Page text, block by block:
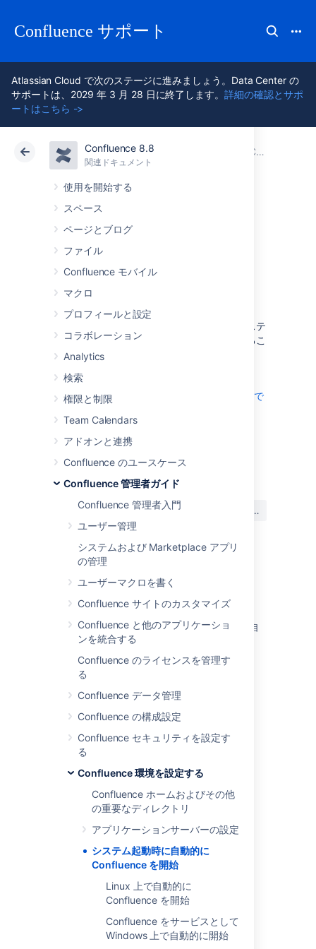
Confluence サポート
Atlassian Cloud で次のステージに進みましょう。Data Center の
サポートは、2029 年 3 月 28 日に終了します。詳細の確認とサポ
ートはこちら ->
Confluence 8.8
関連ドキュメント
使用を開始する
スペース
ページとブログ
ファイル
Confluence モバイル
マクロ
プロフィールと設定
コラボレーション
Analytics
検索
権限と制限
Team Calendars
アドオンと連携
Confluence のユースケース
Confluence 管理者ガイド
Confluence 管理者入門
ユーザー管理
システムおよび Marketplace アプリ
の管理
ユーザーマクロを書く
Confluence サイトのカスタマイズ
Confluence と他のアプリケーショ
ンを統合する
Confluence のライセンスを管理す
る
Confluence データ管理
Confluence の構成設定
Confluence セキュリティを設定す
る
Confluence 環境を設定する
Confluence ホームおよびその他
の重要なディレクトリ
アプリケーションサーバーの設定
システム起動時に自動的に
Confluence を開始
Linux 上で自動的に
Confluence を開始
Confluence をサービスとして
Windows 上で自動的に開始
アトラシアン サポート 関連ドキュメント
Confluence 環境を設定する
クラウド Data Center 8.8
システム起動時に
自動的に
Confluence を開始
再起動後に自動的に復旧することができ、システ
ムの起動時に自動的に起動するように設定するこ
とができます。
Linux 上で自動的に Confluence を開始
Confluence をサービスとして Windows 上で
最終更新日 2025 年 7 月 7 日
この内容はお役に立ちました
いいえ
このセクションの項目
Linux 上で自動的に Confluence を開始
Confluence をサービスとして Windows 上で自
動的に開始
関連コンテンツ
Integrating with Confluence
Integrating with Confluence
Using Jira applications with Confluence
Using Jira applications with Confluence
Explore Confluence administration
Use Jira Cloud with Confluence
A customer has reported translation error in
Dutch language for Confluence "Features"
General settings.